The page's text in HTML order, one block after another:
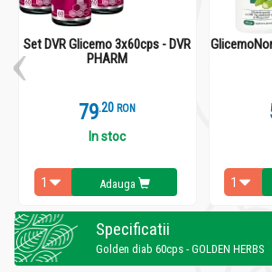
Set DVR Glicemo 3x60cps - DVR
PHARM
79.2 RON
In stoc
Adauga
Specificatii
Golden diab 60cps - GOLDEN HERBS